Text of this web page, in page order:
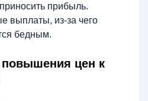
прибыль.
выплаты, из-за чего
бедным.
цен к